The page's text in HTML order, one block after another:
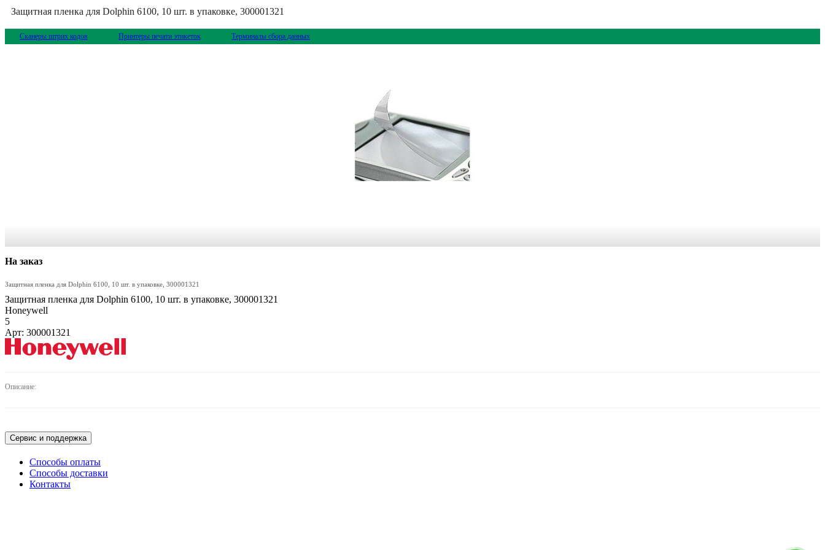
Защитная пленка для Dolphin 6100, 10 шт. в упаковке, 300001321
Сканеры штрих кодов Принтеры печати этикеток Терминалы сбора данных
На заказ
Защитная пленка для Dolphin 6100, 10 шт. в упаковке, 300001321
Защитная пленка для Dolphin 6100, 10 шт. в упаковке, 300001321
Honeywell
5
Арт: 300001321
Описание:
Сервис и поддержка
Способы оплаты
Способы доставки
Контакты